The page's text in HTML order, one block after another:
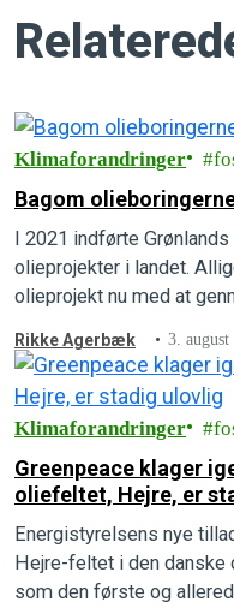
Klimaforandringer
Bagom
I 2021 indførte
olieprojekter i landet.
olieprojekt nu med at
hvad der er på spil, og
det i at ske.
Rikke Agerbæk 3. august
Klimaforandringer
Greenpeace klager
oliefeltet, Hejre, er
Energistyrelsens nye
Hejre-feltet i den
som den første og